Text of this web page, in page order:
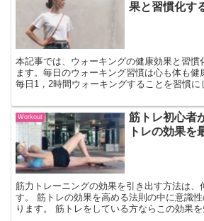
果と習慣化す
本記事では、ウォーキングの健康効果と習慣
ます。毎日のウォーキング習慣は心も体も健
毎日1，2時間ウォーキングすることを習慣に
Workout
筋トレ初心者
トレの効果を
筋力トレーニングの効果を引き出す方法は、
す。 筋トレの効果を高める法則の中に意識
ります。 筋トレをしている方ならこの効果